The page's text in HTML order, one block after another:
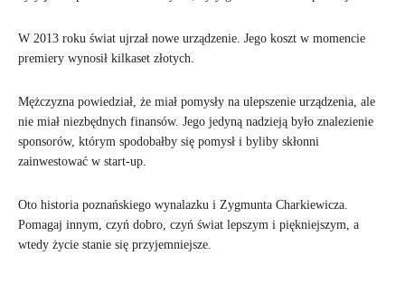
W 2013 roku świat ujrzał nowe urządzenie. Jego koszt w momencie
premiery wynosił kilkaset złotych.
Mężczyzna powiedział, że miał pomysły na ulepszenie urządzenia, ale
nie miał niezbędnych finansów. Jego jedyną nadzieją było znalezienie
sponsorów, którym spodobałby się pomysł i byliby skłonni
zainwestować w start-up.
Oto historia poznańskiego wynalazku i Zygmunta Charkiewicza.
Pomagaj innym, czyń dobro, czyń świat lepszym i piękniejszym, a
wtedy życie stanie się przyjemniejsze.